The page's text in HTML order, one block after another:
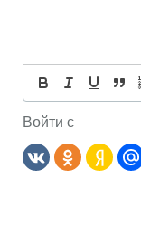
Войти с